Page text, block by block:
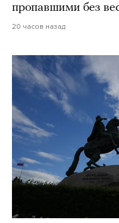
пропавшими без
20 часов назад